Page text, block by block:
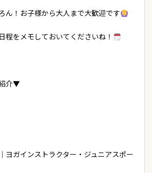
ん！お子様から大人まで大歓迎です
程をメモしておいてくださいね！
介▼
ガインストラクター・ジュニアスポー